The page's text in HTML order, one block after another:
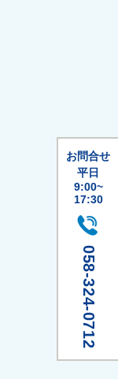
お問合せ
平日
9:00~
17:30
058-324-0712